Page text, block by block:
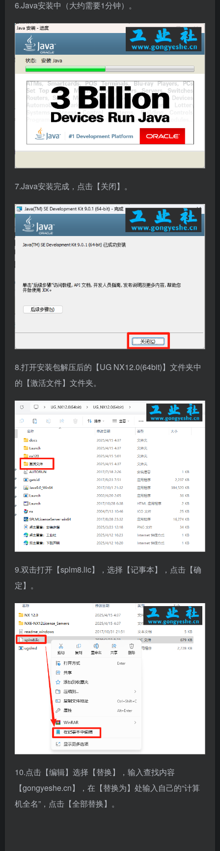
6.Java安装中（大约需要1分钟）。
7.Java安装完成，点击【关闭】。
8.打开安装包解压后的【UG NX12.0(64bit)】文件夹中
的【激活文件】文件夹。
9.双击打开【splm8.lic】，选择【记事本】，点击【确
定】。
10.点击【编辑】选择【替换】，输入查找内容
【gongyeshe.cn】，在【替换为】处输入自己的“计算
机全名”，点击【全部替换】。